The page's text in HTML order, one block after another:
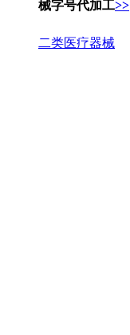
械字号代加工>>
二类医疗器械